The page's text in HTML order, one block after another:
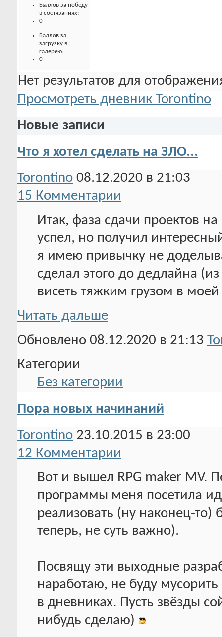
Баллов за победу
в состязаниях:
0
Баллов за
загрузку в
галерею:
0
Нет результатов для
Просмотреть дневник Torontino
Новые записи
Что я хотел сделать на ЗЛО...
Torontino 08.12.2020 в 21:03
15 Комментарии
Итак, фаза сдачи проектов
успел, но получил
я имею привычку не
сделал этого до дедлайна
висеть тяжким грузом в
Читать дальше
Обновлено 08.12.2020 в 21:13
Категории
Без категории
Пора новых начинаний
Torontino 23.10.2015 в 23:00
12 Комментарии
Вот и вышел RPG maker MV.
программы меня посетила
реализовать (ну наконец-то)
теперь, не суть важно).
Посвящу эти выходные
наработаю, не буду
в дневниках. Пусть звёзды
нибудь сделаю)